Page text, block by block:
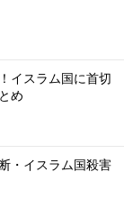
イスラム国に首切
め
・イスラム国殺害